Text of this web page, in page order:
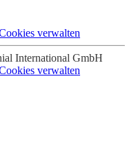
verwalten
International GmbH
verwalten